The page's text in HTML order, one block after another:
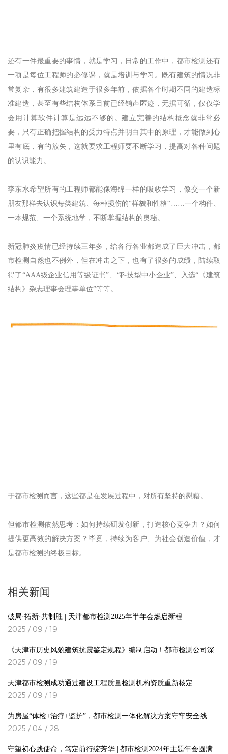
还有一件最重要的事情，就是学习，日常的工作中，都市检测还有
一项是每位工程师的必修课，就是培训与学习。既有建筑的情况非
常复杂，有很多建筑建造于很多年前，依据各个时期不同的建造标
准建造，甚至有些结构体系目前已经销声匿迹，无据可循，仅仅学
会用计算软件计算是远远不够的。建立完善的结构概念就非常必
要，只有正确把握结构的受力特点并明白其中的原理，才能做到心
里有底，有的放矢，这就要求工程师要不断学习，提高对各种问题
的认识能力。
李东水希望所有的工程师都能像海绵一样的吸收学习，像交一个新
朋友那样去认识每类建筑、每种损伤的“样貌和性格“……一个构件、
一本规范、一个系统地学，不断掌握结构的奥秘。
新冠肺炎疫情已经持续三年多，给各行各业都造成了巨大冲击，都
市检测自然也不例外，但在冲击之下，也有了很多的成绩，陆续取
得了“AAA级企业信用等级证书”、“科技型中小企业”、入选“《建筑
结构》杂志理事会理事单位”等等。
于都市检测而言，这些都是在发展过程中，对所有坚持的慰藉。
但都市检测依然思考：如何持续研发创新，打造核心竞争力？如何
提供更高效的解决方案？毕竟，持续为客户、为社会创造价值，才
是都市检测的终极目标。
相关新闻
破局·拓新·共制胜 | 天津都市检测2025年半年会燃启新程
2025 / 09 / 19
《天津市历史风貌建筑抗震鉴定规程》编制启动！都市检测公司深度参编
2025 / 09 / 19
天津都市检测成功通过建设工程质量检测机构资质重新核定
2025 / 09 / 19
为房屋“体检+治疗+监护”，都市检测一体化解决方案守牢安全线
2025 / 04 / 28
守望初心践使命，笃定前行绽芳华 | 都市检测2024年主题年会圆满落幕